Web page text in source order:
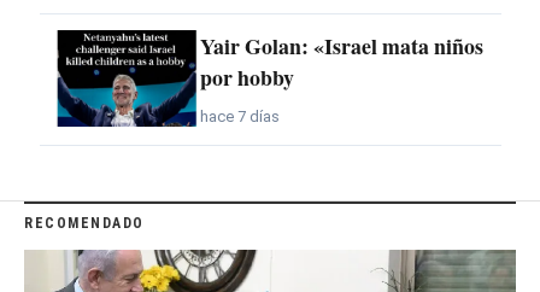
Yair Golan: «Israel mata niños
por hobby
hace 7 días
RECOMENDADO